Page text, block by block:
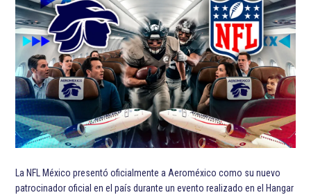
La NFL México presentó oficialmente a Aeroméxico como su nuevo
patrocinador oficial en el país durante un evento realizado en el Hangar